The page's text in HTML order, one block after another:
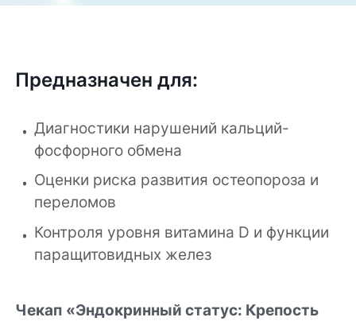
Предназначен для:
Диагностики нарушений кальций-
фосфорного обмена
Оценки риска развития остеопороза и
переломов
Контроля уровня витамина D и функции
паращитовидных желез
Чекап «Эндокринный статус: Крепость